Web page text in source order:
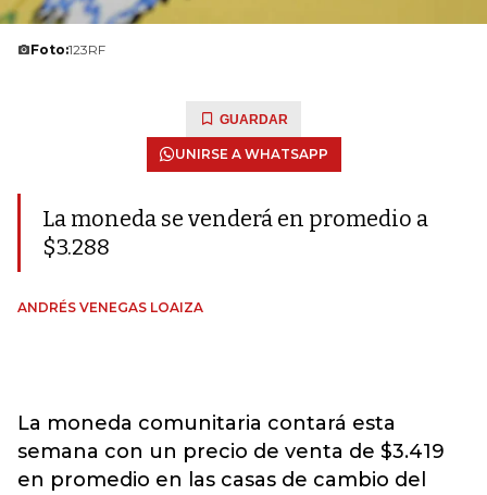
Foto:123RF
GUARDAR
UNIRSE A WHATSAPP
La moneda se venderá en promedio a
$3.288
ANDRÉS VENEGAS LOAIZA
La moneda comunitaria contará esta
semana con un precio de venta de $3.419
en promedio en las casas de cambio del